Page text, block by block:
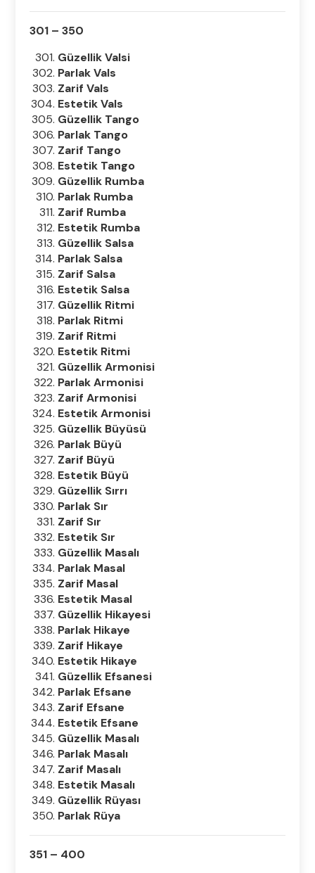
301 – 350
Güzellik Valsi
Parlak Vals
Zarif Vals
Estetik Vals
Güzellik Tango
Parlak Tango
Zarif Tango
Estetik Tango
Güzellik Rumba
Parlak Rumba
Zarif Rumba
Estetik Rumba
Güzellik Salsa
Parlak Salsa
Zarif Salsa
Estetik Salsa
Güzellik Ritmi
Parlak Ritmi
Zarif Ritmi
Estetik Ritmi
Güzellik Armonisi
Parlak Armonisi
Zarif Armonisi
Estetik Armonisi
Güzellik Büyüsü
Parlak Büyü
Zarif Büyü
Estetik Büyü
Güzellik Sırrı
Parlak Sır
Zarif Sır
Estetik Sır
Güzellik Masalı
Parlak Masal
Zarif Masal
Estetik Masal
Güzellik Hikayesi
Parlak Hikaye
Zarif Hikaye
Estetik Hikaye
Güzellik Efsanesi
Parlak Efsane
Zarif Efsane
Estetik Efsane
Güzellik Masalı
Parlak Masalı
Zarif Masalı
Estetik Masalı
Güzellik Rüyası
Parlak Rüya
351 – 400